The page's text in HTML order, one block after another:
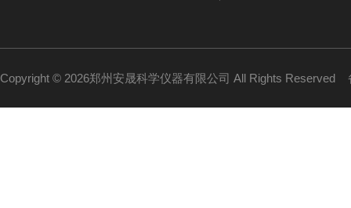
Copyright © 2026郑州安晟科学仪器有限公司 All Rights Reserved